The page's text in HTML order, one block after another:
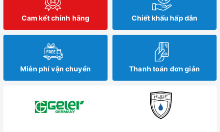
Cam kết chính hãng Chiết khấu hấp dẫn
Miễn phí vận chuyển Thanh toán đơn giản